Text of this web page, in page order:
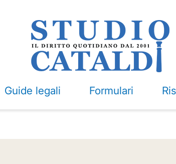
Guide legali Formulari